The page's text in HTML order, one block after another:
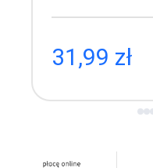
31,99 zł